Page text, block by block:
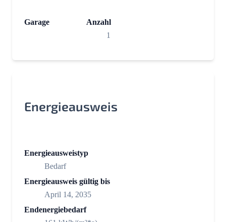
Garage
Anzahl
1
Energieausweis
Energieausweistyp
Bedarf
Energieausweis gültig bis
April 14, 2035
Endenergiebedarf